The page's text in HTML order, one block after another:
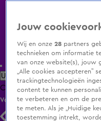
Uitzending Gemist Populaire
ClipsFilmsRadioSmart TV
Volg KIJK
Jouw
Wij en onze28 partners
technieken om informatie
van onze website(s), jouw
„Alle cookies accepteren”
trackingtechnologieën
content te kunnen
te verbeteren en om de
te meten. Als je „Huidige
toestemming intrekt,